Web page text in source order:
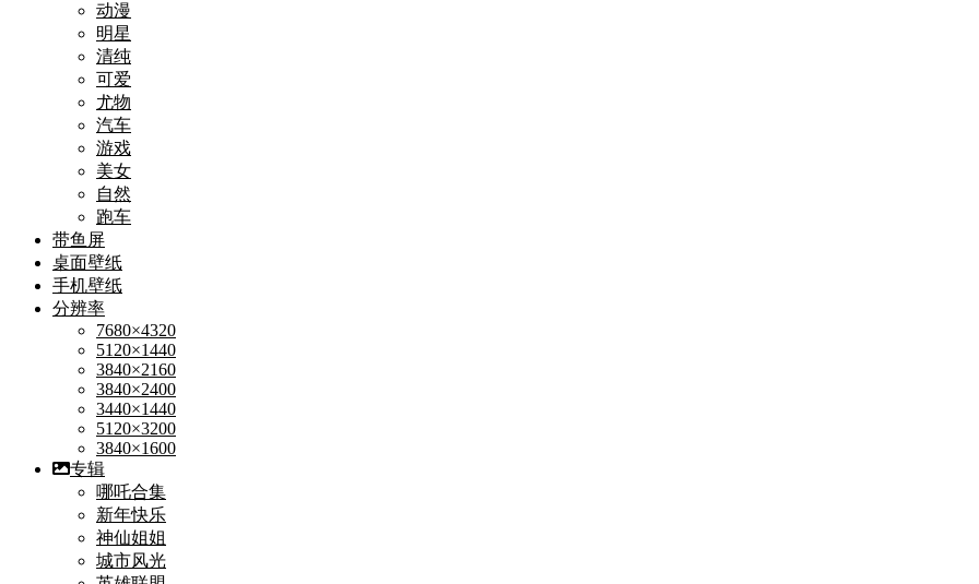
动漫
明星
清纯
可爱
尤物
汽车
游戏
美女
自然
跑车
带鱼屏
桌面壁纸
手机壁纸
分辨率
7680×4320
5120×1440
3840×2160
3840×2400
3440×1440
5120×3200
3840×1600
专辑
哪吒合集
新年快乐
神仙姐姐
城市风光